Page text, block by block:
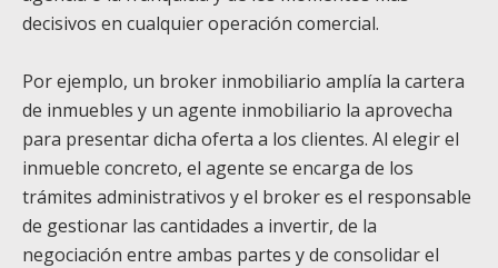
decisivos en cualquier operación comercial.
Por ejemplo, un broker inmobiliario amplía la cartera
de inmuebles y un agente inmobiliario la aprovecha
para presentar dicha oferta a los clientes. Al elegir el
inmueble concreto, el agente se encarga de los
trámites administrativos y el broker es el responsable
de gestionar las cantidades a invertir, de la
negociación entre ambas partes y de consolidar el